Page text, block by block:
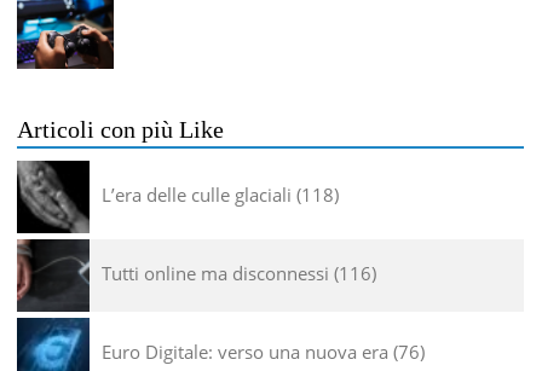
Articoli con più Like
L’era delle culle glaciali 118
Tutti online ma disconnessi 116
Euro Digitale: verso una nuova era 76